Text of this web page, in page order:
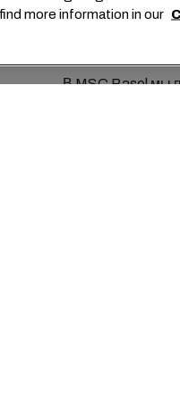
В MSC Basel мы
more information in our